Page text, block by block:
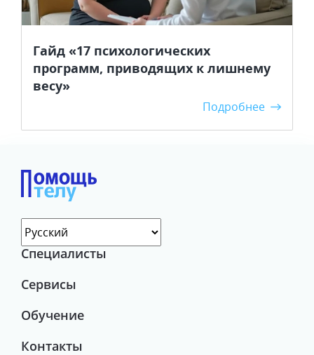
Гайд «17 психологических
программ, приводящих к лишнему
весу»
Подробнее
Специалисты
Сервисы
Обучение
Контакты